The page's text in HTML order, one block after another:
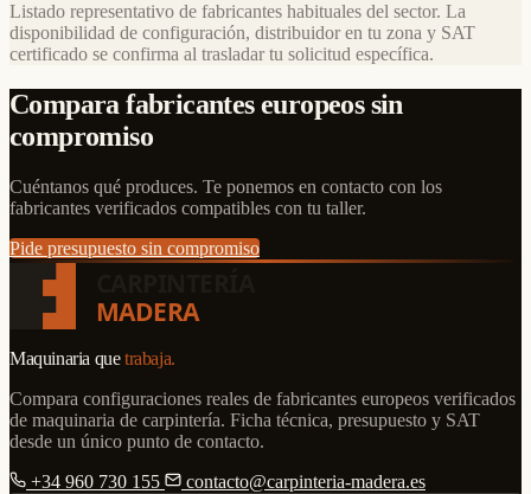
Listado representativo de fabricantes habituales del sector. La
disponibilidad de configuración, distribuidor en tu zona y SAT
certificado se confirma al trasladar tu solicitud específica.
Compara fabricantes europeos sin
compromiso
Cuéntanos qué produces. Te ponemos en contacto con los
fabricantes verificados compatibles con tu taller.
Pide presupuesto sin compromiso
MADERA
Maquinaria quetrabaja.
Compara configuraciones reales de fabricantes europeos verificados
de maquinaria de carpintería. Ficha técnica, presupuesto y SAT
desde un único punto de contacto.
+34 960 730 155
contacto@carpinteria-madera.es